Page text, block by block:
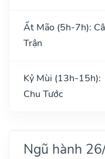
Ất Mão (5h-7h):
Trận
Kỷ Mùi (13h-15h):
Chu Tước
Ngũ hành